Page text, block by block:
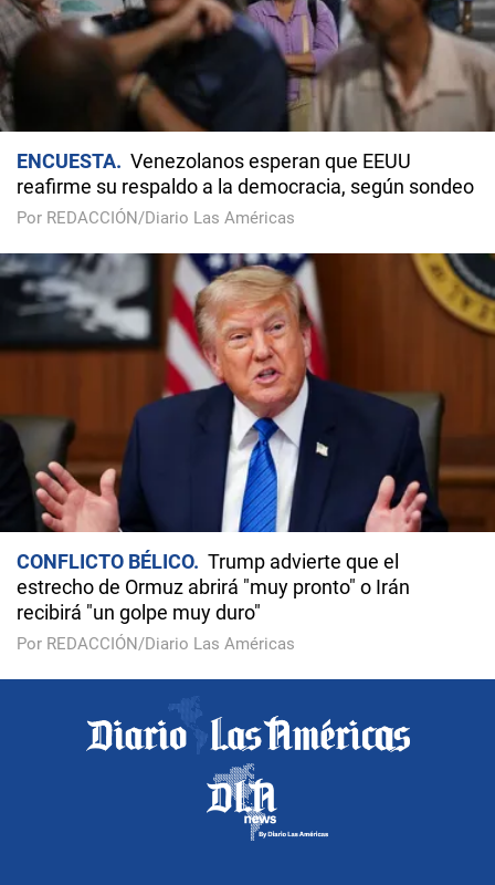
ENCUESTA
Venezolanos esperan que EEUU
reafirme su respaldo a la democracia, según sondeo
Por REDACCIÓN/Diario Las Américas
CONFLICTO BÉLICO
Trump advierte que el
estrecho de Ormuz abrirá "muy pronto" o Irán
recibirá "un golpe muy duro"
Por REDACCIÓN/Diario Las Américas